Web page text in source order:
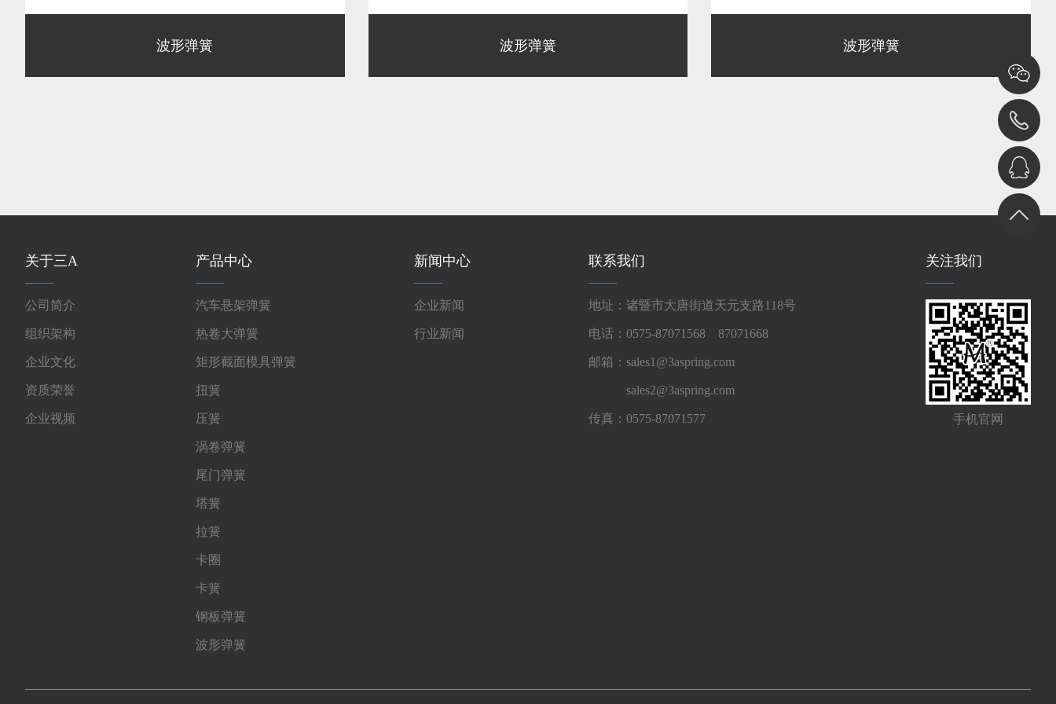
波形弹簧 波形弹簧 波形弹簧
关于三A
公司简介
组织架构
企业文化
资质荣誉
企业视频
产品中心
汽车悬架弹簧
热卷大弹簧
矩形截面模具弹簧
扭簧
压簧
涡卷弹簧
尾门弹簧
塔簧
拉簧
卡圈
卡簧
钢板弹簧
波形弹簧
新闻中心
企业新闻
行业新闻
联系我们
地址：诸暨市大唐街道天元支路118号
电话：0575-87071568 87071668
邮箱：sales1@3aspring.com
sales2@3aspring.com
传真：0575-87071577
关注我们
手机官网